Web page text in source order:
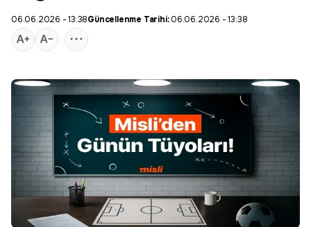
06.06.2026 - 13:38Güncellenme Tarihi:06.06.2026 - 13:38